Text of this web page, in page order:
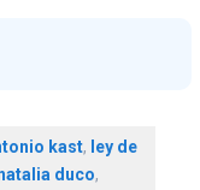
kast, ley de
duco,